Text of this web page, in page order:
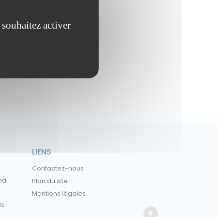
.
LIENS
Contactez-nous
Plan du site
Mentions légales
activer